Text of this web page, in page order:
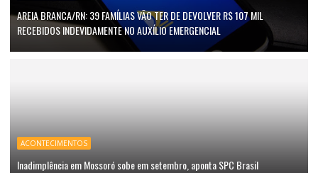
AREIA BRANCA/RN: 39 FAMÍLIAS VÃO TER DE DEVOLVER R$ 107 MIL
RECEBIDOS INDEVIDAMENTE NO AUXÍLIO EMERGENCIAL
ACONTECIMENTOS
Inadimplência em Mossoró sobe em setembro, aponta SPC Brasil